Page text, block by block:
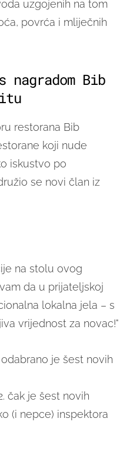
uzgojenih na tom
povrća i mliječnih
Bib
restorana Bib
koji nude
iskustvo po
se novi član iz
na stolu ovog
da u prijateljskoj
lokalna jela – s
vrijednost za novac!"
je šest novih
čak je šest novih
(i nepce) inspektora